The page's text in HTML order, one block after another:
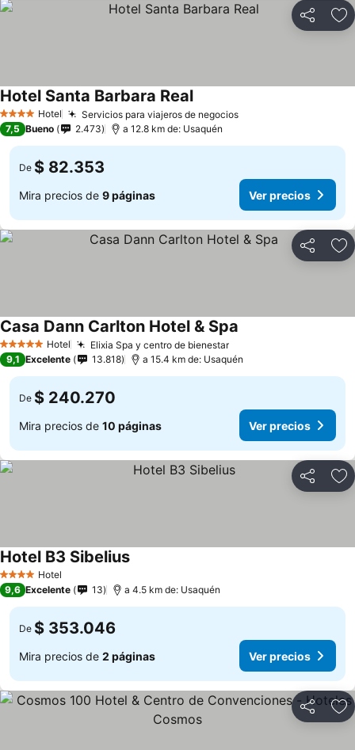
Compartir
4 EstrellasHotel Servicios para viajeros de negociosVer precios
Hotel Santa Barbara RealVer precios
7,5 Bueno 2.473 a 12.8 km de: Usaquén
De $ 82.353
Mira precios de 9 páginas Ver precios
Compartir
5 Estrellas Hotel Elixia Spa y centro de bienestarVer precios
Casa Dann Carlton Hotel & Spa
9,1 Excelente 13.818 a 15.4 km de: Usaquén
De $ 240.270
Mira precios de 10 páginas Ver precios
Compartir
4 EstrellasHotel
Hotel B3 SibeliusVer precios
9,6 Excelente 13 a 4.5 km de: Usaquén
De $ 353.046
Mira precios de 2 páginas Ver precios
Compartir